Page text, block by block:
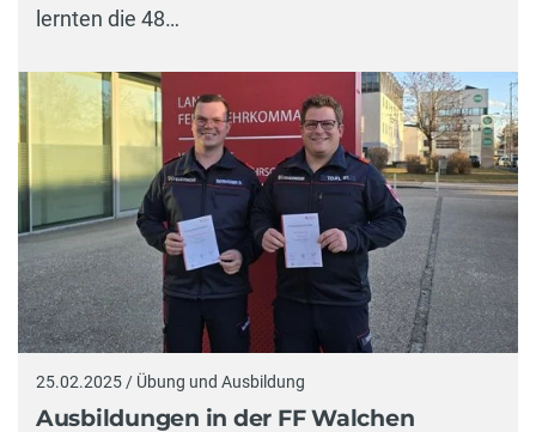
lernten die 48…
25.02.2025 / Übung und Ausbildung
Ausbildungen in der FF Walchen